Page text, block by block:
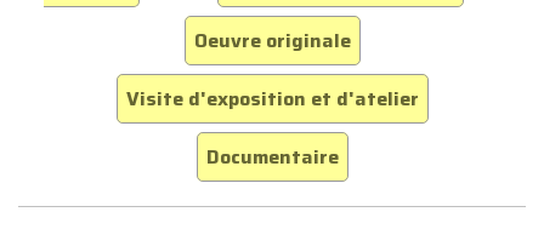
Oeuvre originale
Visite d'exposition et d'atelier
Documentaire